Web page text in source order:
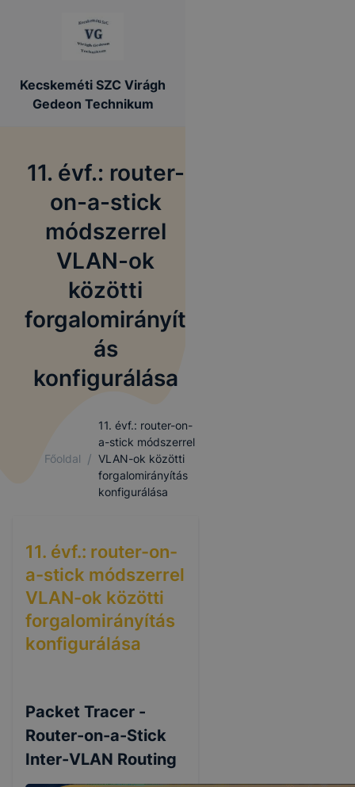
Kecskeméti SZC Virágh
Gedeon Technikum
11. évf.: router-
on-a-stick
módszerrel
VLAN-ok
közötti
forgalomirányít
ás
konfigurálása
Főoldal /
11. évf.: router-on-
a-stick módszerrel
VLAN-ok közötti
forgalomirányítás
konfigurálása
11. évf.: router-on-
a-stick módszerrel
VLAN-ok közötti
forgalomirányítás
konfigurálása
Packet Tracer -
Router-on-a-Stick
Inter-VLAN Routing